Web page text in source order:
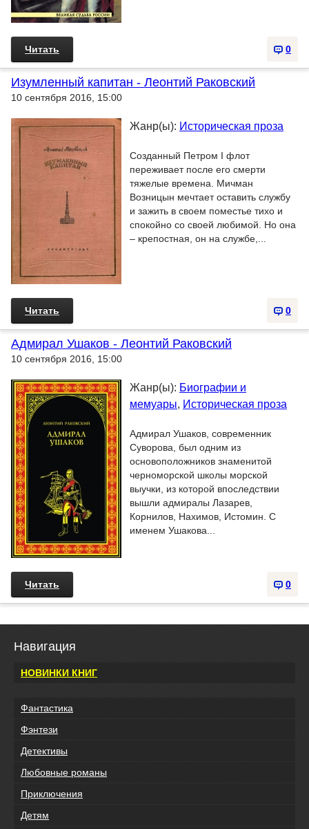
0
Читать
Изумленный капитан - Леонтий Раковский
10 сентября 2016, 15:00
Жанр(ы): Историческая проза
Созданный Петром I флот
переживает после его смерти
тяжелые времена. Мичман
Возницын мечтает оставить службу
и зажить в своем поместье тихо и
спокойно со своей любимой. Но она
– крепостная, он на службе,...
0
Читать
Адмирал Ушаков - Леонтий Раковский
10 сентября 2016, 15:00
Жанр(ы): Биографии и
мемуары, Историческая проза
Адмирал Ушаков, современник
Суворова, был одним из
основоположников знаменитой
черноморской школы морской
выучки, из которой впоследствии
вышли адмиралы Лазарев,
Корнилов, Нахимов, Истомин. С
именем Ушакова...
0
Читать
Навигация
НОВИНКИ КНИГ
Фантастика
Фэнтези
Детективы
Любовные романы
Приключения
Детям